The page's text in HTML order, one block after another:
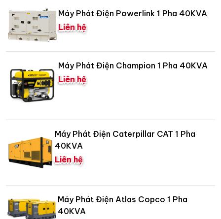
Máy Phát Điện Powerlink 1 Pha 40KVA
Liên hệ
Máy Phát Điện Champion 1 Pha 40KVA
Liên hệ
Máy Phát Điện Caterpillar CAT 1 Pha
40KVA
Liên hệ
Máy Phát Điện Atlas Copco 1 Pha
40KVA